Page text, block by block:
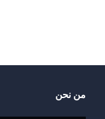
من نحن